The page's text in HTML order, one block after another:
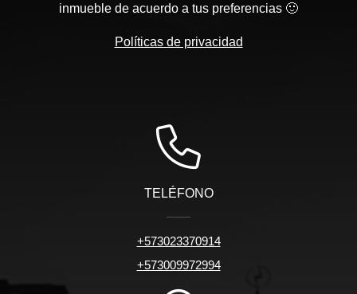
inmueble de acuerdo a tus preferencias 🙂
Políticas de privacidad
TELÉFONO
+573023370914
+573009972994